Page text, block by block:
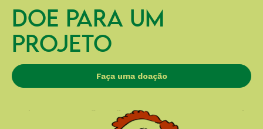
DOE PARA UM
PROJETO
Faça uma doação